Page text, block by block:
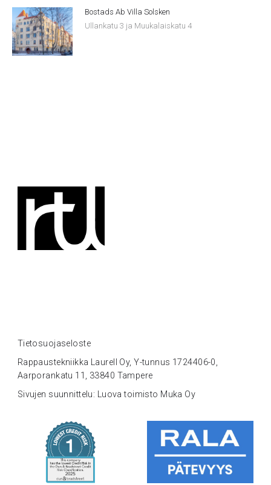
Bostads Ab Villa Solsken
Ullankatu 3 ja Muukalaiskatu 4
Tietosuojaseloste
Rappaustekniikka Laurell Oy, Y-tunnus 1724406-0,
Aarporankatu 11, 33840 Tampere
Sivujen suunnittelu: Luova toimisto Muka Oy